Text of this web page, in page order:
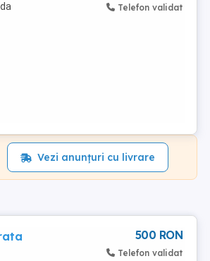
Telefon validat
Vezi anunțuri cu livrare
500 RON
Telefon validat